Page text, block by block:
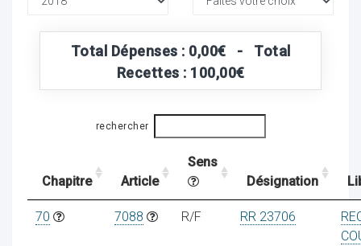
Total Dépenses : 0,00€ - Total
Recettes : 100,00€
rechercher
Chapitre Article
Sens
Désignation
70 7088 R/F RR 23706